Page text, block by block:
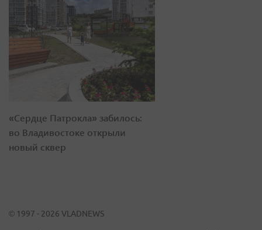
«Сердце Патрокла» забилось:
во Владивостоке открыли
новый сквер
© 1997 - 2026 VLADNEWS